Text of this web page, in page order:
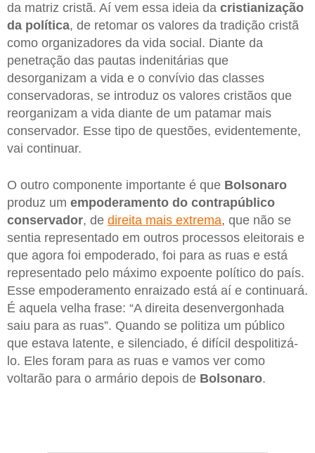
da matriz cristã. Aí vem essa ideia da cristianização
da política, de retomar os valores da tradição cristã
como organizadores da vida social. Diante da
penetração das pautas indenitárias que
desorganizam a vida e o convívio das classes
conservadoras, se introduz os valores cristãos que
reorganizam a vida diante de um patamar mais
conservador. Esse tipo de questões, evidentemente,
vai continuar.
O outro componente importante é que Bolsonaro
produz um empoderamento do contrapúblico
conservador, de direita mais extrema, que não se
sentia representado em outros processos eleitorais e
que agora foi empoderado, foi para as ruas e está
representado pelo máximo expoente político do país.
Esse empoderamento enraizado está aí e continuará.
É aquela velha frase: “A direita desenvergonhada
saiu para as ruas”. Quando se politiza um público
que estava latente, e silenciado, é difícil despolitizá-
lo. Eles foram para as ruas e vamos ver como
voltarão para o armário depois de Bolsonaro.